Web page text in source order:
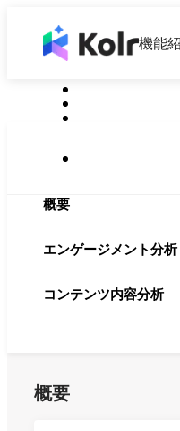
機能
概要
エンゲージメント分析
コンテンツ内容分析
概要